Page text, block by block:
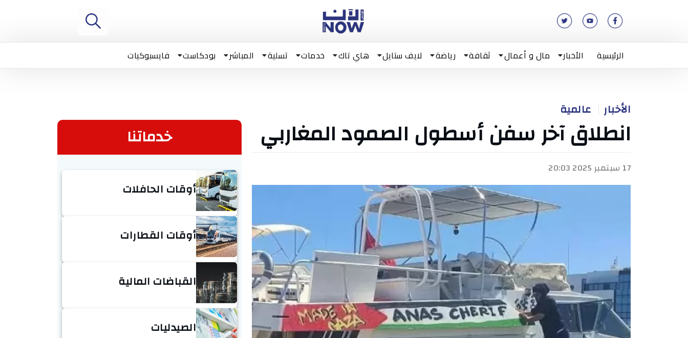
الرئيسية الأخبار مال و أعمال ثقافة رياضة لايف ستايل هاي تاك خدمات تسلية المباشر بودكاست فايسبوكيات
الأخبار عالمية
انطلاق آخر سفن أسطول الصمود المغاربي
17 سبتمبر 2025 20:03
خدماتنا
أوقات الحافلات
أوقات القطارات
القباضات المالية
الصيدليات